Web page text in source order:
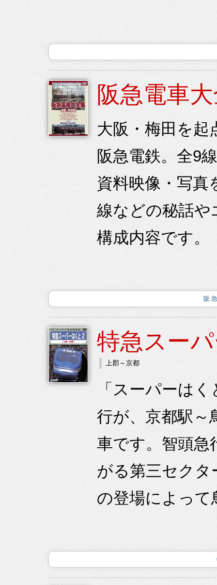
阪急電車
大阪・梅田を起
阪急電鉄。全9
資料映像・写真
線などの秘話
構成内容です。
阪
特急スー
上郡～京都
「スーパーは
行が、京都駅～
車です。智頭急
がる第三セクタ
の登場によって